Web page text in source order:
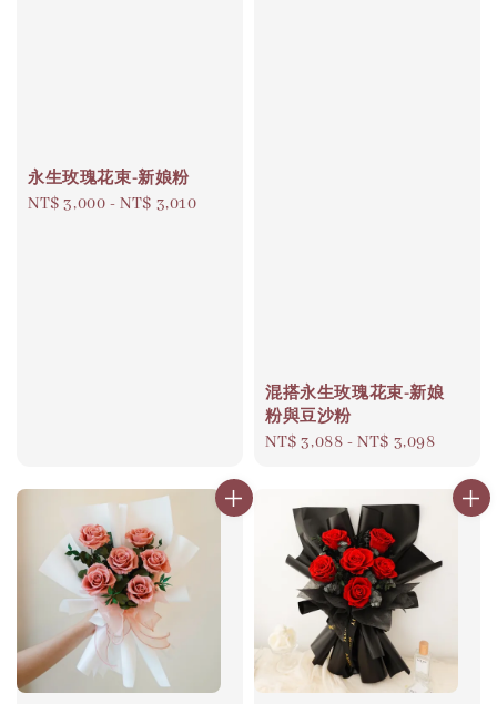
永生玫瑰花束-新娘粉
Regular
NT$ 3,000 -NT$ 3,010
混搭永生玫瑰花束-新娘
粉與豆沙粉
Regular
NT$ 3,088 -NT$ 3,098